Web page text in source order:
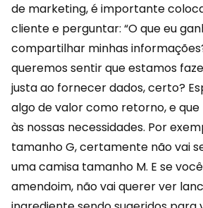
de marketing, é importante
cliente e perguntar: “O que eu
compartilhar minhas
queremos sentir que estamos
justa ao fornecer dados, certo?
algo de valor como retorno, e
às nossas necessidades. Por
tamanho G, certamente não vai
uma camisa tamanho M. E se
amendoim, não vai querer ver